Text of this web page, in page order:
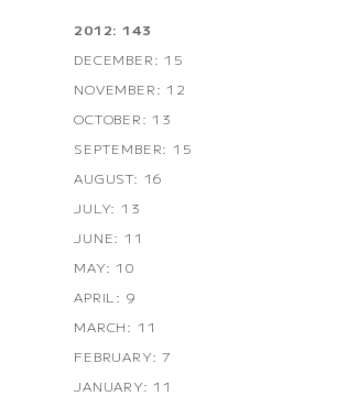
2012: 143
DECEMBER: 15
NOVEMBER: 12
OCTOBER: 13
SEPTEMBER: 15
AUGUST: 16
JULY: 13
JUNE: 11
MAY: 10
APRIL: 9
MARCH: 11
FEBRUARY: 7
JANUARY: 11